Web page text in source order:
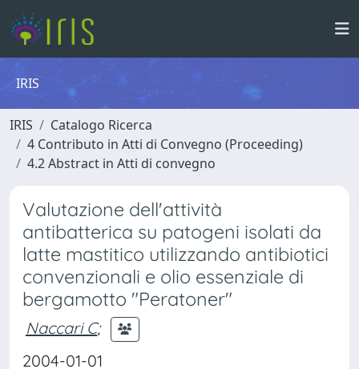
IRIS
IRIS
Catalogo Ricerca
4 Contributo in Atti di Convegno (Proceeding)
4.2 Abstract in Atti di convegno
Valutazione dell'attività
antibatterica su patogeni isolati da
latte mastitico utilizzando antibiotici
convenzionali e olio essenziale di
bergamotto "Peratoner"
Naccari C;
2004-01-01